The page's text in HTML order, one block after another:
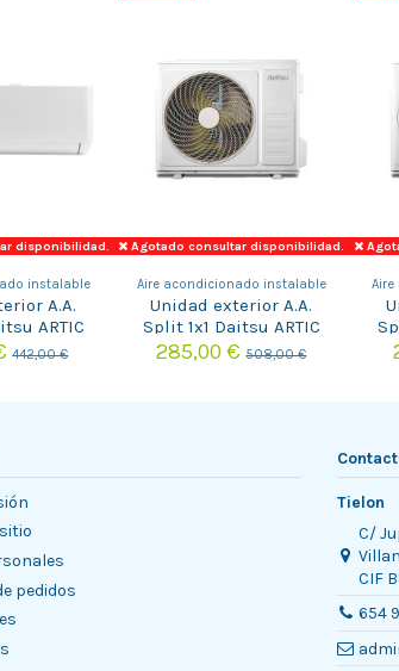
disponibilidad.
instalable
A.A.
ARTIC
6
442,00 €
Agotado consultar disponibilidad.
Aire acondicionado instalable
Unidad exterior A.A.
Split 1x1 Daitsu ARTIC
PLUS DOS-12KTP-6
285,00 €508,00 €
pedidos
Tielon
C/
CIF
654